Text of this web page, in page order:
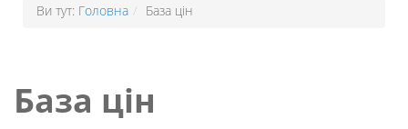
Ви тут: Головна / База цін
База цін